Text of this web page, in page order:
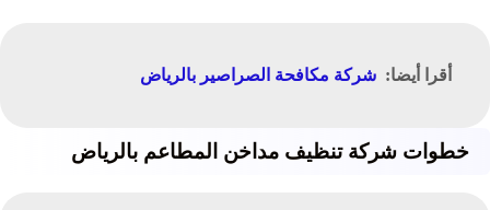
أقرا أيضا: شركة مكافحة الصراصير بالرياض
خطوات شركة تنظيف مداخن المطاعم بالرياض